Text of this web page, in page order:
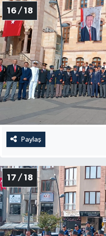
16 / 18
Paylaş
17 / 18